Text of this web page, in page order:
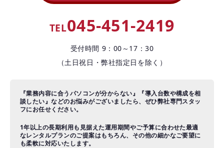
TEL045-451-2419
受付時間 9：00～17：30
（土日祝日・弊社指定日を除く）
『業務内容に合うパソコンが分からない』『導入台数や構成を相
談したい』などのお悩みがございましたら、ぜひ弊社専門スタッ
フにお任せください。
1年以上の長期利用も見据えた運用期間やご予算に合わせた最適
なレンタルプランのご提案はもちろん、その他の細かなご要望に
も柔軟に対応いたします。